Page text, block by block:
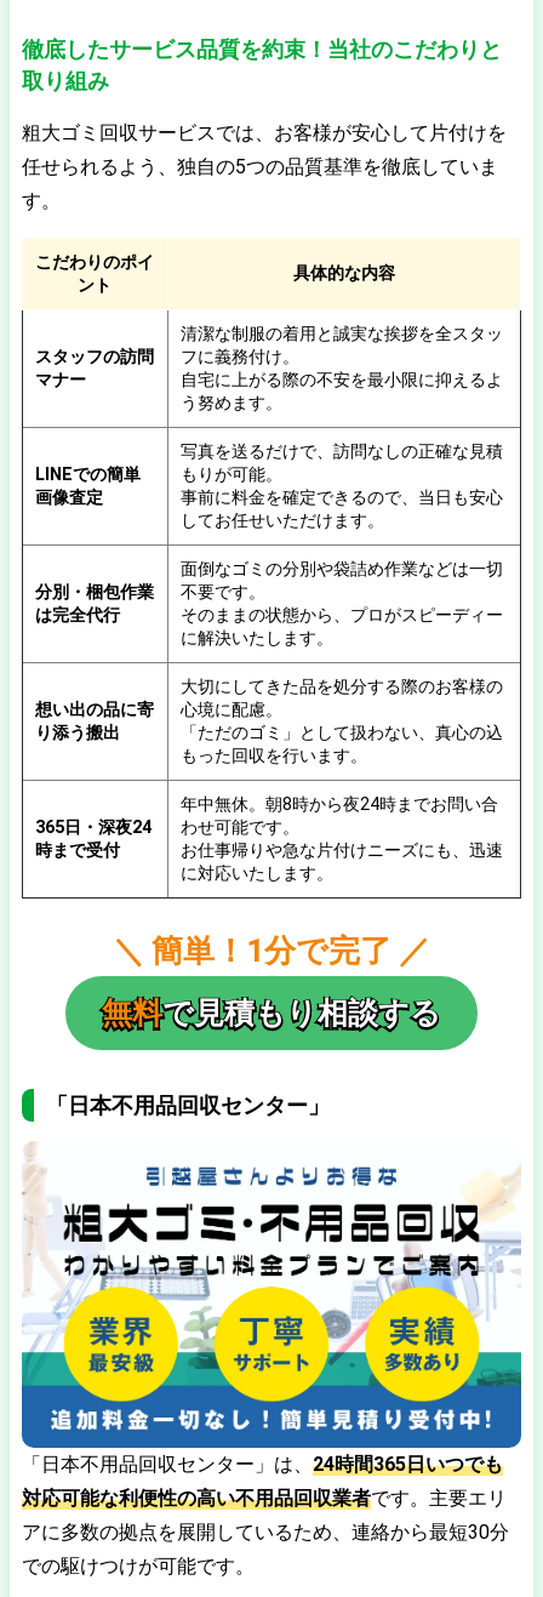
徹底したサービス品質を約束！当社のこだわりと
取り組み
粗大ゴミ回収サービスでは、お客様が安心して片付けを
任せられるよう、独自の5つの品質基準を徹底していま
す。
こだわりのポイ
ント
具体的な内容
スタッフの訪問
マナー
清潔な制服の着用と誠実な挨拶を全スタッ
フに義務付け。
自宅に上がる際の不安を最小限に抑えるよ
う努めます。
LINEでの簡単
画像査定
写真を送るだけで、訪問なしの正確な見積
もりが可能。
事前に料金を確定できるので、当日も安心
してお任せいただけます。
分別・梱包作業
は完全代行
面倒なゴミの分別や袋詰め作業などは一切
不要です。
そのままの状態から、プロがスピーディー
に解決いたします。
想い出の品に寄
り添う搬出
大切にしてきた品を処分する際のお客様の
心境に配慮。
「ただのゴミ」として扱わない、真心の込
もった回収を行います。
365日・深夜24
時まで受付
年中無休。朝8時から夜24時までお問い合
わせ可能です。
お仕事帰りや急な片付けニーズにも、迅速
に対応いたします。
＼ 簡単！1分で完了 ／
無料で見積もり相談する
「日本不用品回収センター」
「日本不用品回収センター」は、 24時間365日いつでも
対応可能な利便性の高い不用品回収業者です。主要エリ
アに多数の拠点を展開しているため、連絡から最短30分
での駆けつけが可能です。